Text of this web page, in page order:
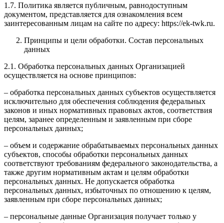
1.7. Политика является публичным, равнодоступным
документом, представляется для ознакомления всем
заинтересованным лицам на сайте по адресу: https://ek-twk.ru.
Принципы и цели обработки. Состав персональных
данных
2.1. Обработка персональных данных Организацией
осуществляется на основе принципов:
– обработка персональных данных субъектов осуществляется
исключительно для обеспечения соблюдения федеральных
законов и иных нормативных правовых актов, соответствия
целям, заранее определенным и заявленным при сборе
персональных данных;
– объем и содержание обрабатываемых персональных данных
субъектов, способы обработки персональных данных
соответствуют требованиям федерального законодательства, а
также другим нормативным актам и целям обработки
персональных данных. Не допускается обработка
персональных данных, избыточных по отношению к целям,
заявленным при сборе персональных данных;
– персональные данные Организация получает только у